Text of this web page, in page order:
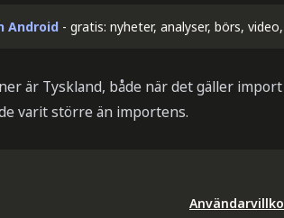
Android - gratis: nyheter, analyser, börs,
är Tyskland, både när det gäller
varit större än importens.